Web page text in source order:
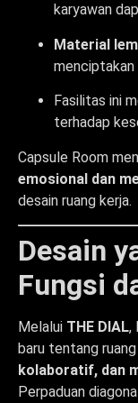
karyawan
Material
menciptakan
Fasilitas ini
terhadap
Capsule Room
emosional dan
desain ruang kerja.
Desain
Fungsi
Melalui THE DIAL,
baru tentang
kolaboratif, dan
Perpaduan